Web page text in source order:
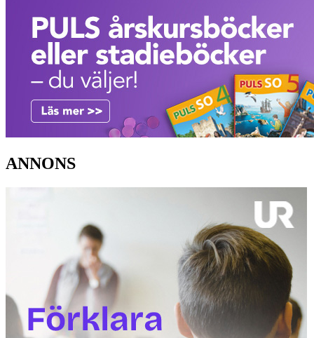
ANNONS